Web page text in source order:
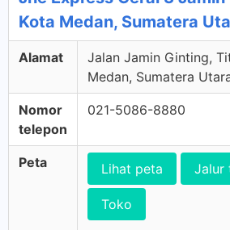
Kota Medan, Sumatera
Alamat
Jalan Jamin Ginting,
Medan, Sumatera
Nomor
telepon
021-5086-8880
Peta Lihat peta Jalur
Toko